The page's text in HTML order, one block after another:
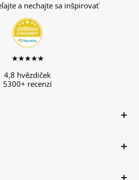
a nechajte sa inšpirovať
★★★★★
4,8 hvězdiček
5300+ recenzí